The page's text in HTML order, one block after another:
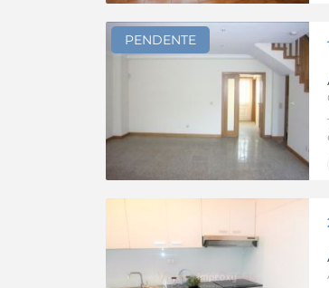
PENDENTE